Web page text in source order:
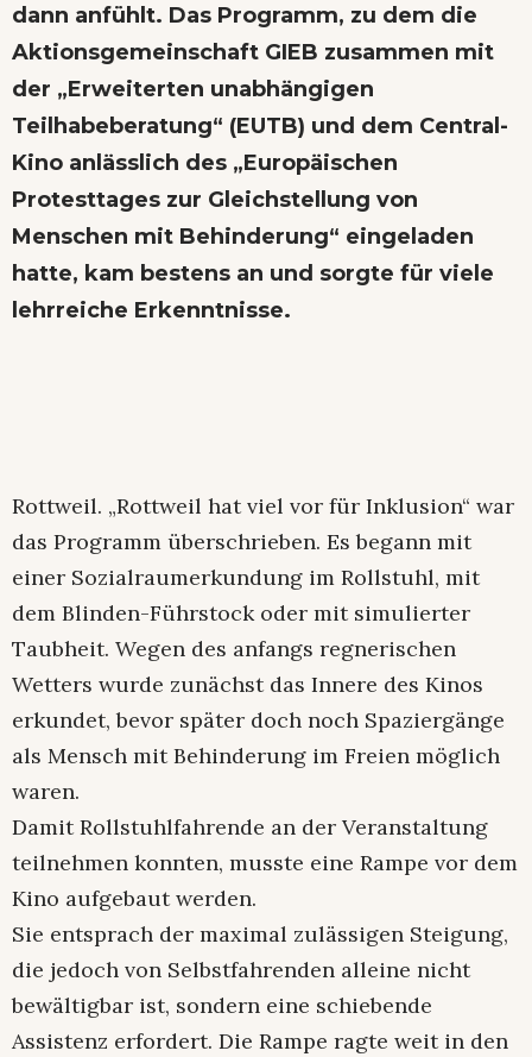
dann anfühlt. Das Programm, zu dem die
Aktionsgemeinschaft GIEB zusammen mit
der „Erweiterten unabhängigen
Teilhabeberatung“ (EUTB) und dem Central-
Kino anlässlich des „Europäischen
Protesttages zur Gleichstellung von
Menschen mit Behinderung“ eingeladen
hatte, kam bestens an und sorgte für viele
lehrreiche Erkenntnisse.
Rottweil. „Rottweil hat viel vor für Inklusion“ war
das Programm überschrieben. Es begann mit
einer Sozialraumerkundung im Rollstuhl, mit
dem Blinden-Führstock oder mit simulierter
Taubheit. Wegen des anfangs regnerischen
Wetters wurde zunächst das Innere des Kinos
erkundet, bevor später doch noch Spaziergänge
als Mensch mit Behinderung im Freien möglich
waren.
Damit Rollstuhlfahrende an der Veranstaltung
teilnehmen konnten, musste eine Rampe vor dem
Kino aufgebaut werden.
Sie entsprach der maximal zulässigen Steigung,
die jedoch von Selbstfahrenden alleine nicht
bewältigbar ist, sondern eine schiebende
Assistenz erfordert. Die Rampe ragte weit in den